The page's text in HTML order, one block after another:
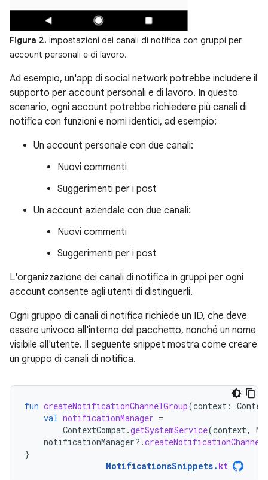
Figura 2. Impostazioni dei canali di notifica con gruppi per
account personali e di lavoro.
Ad esempio, un'app di social network potrebbe includere il
supporto per account personali e di lavoro. In questo
scenario, ogni account potrebbe richiedere più canali di
notifica con funzioni e nomi identici, ad esempio:
Un account personale con due canali:
Nuovi commenti
Suggerimenti per i post
Un account aziendale con due canali:
Nuovi commenti
Suggerimenti per i post
L'organizzazione dei canali di notifica in gruppi per ogni
account consente agli utenti di distinguerli.
Ogni gruppo di canali di notifica richiede un ID, che deve
essere univoco all'interno del pacchetto, nonché un nome
visibile all'utente. Il seguente snippet mostra come creare
un gruppo di canali di notifica.
fun createNotificationChannelGroup(context :
val notificationManager =
ContextCompat.getSystemService(context,
notificationManager?.
}
NotificationsSnippets. kt